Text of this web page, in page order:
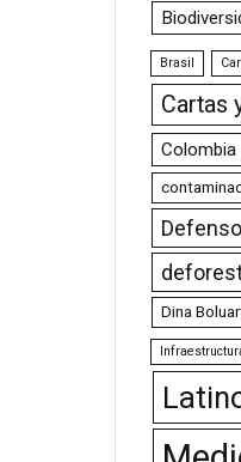
Brasil
Cartas
Colombia
Dina